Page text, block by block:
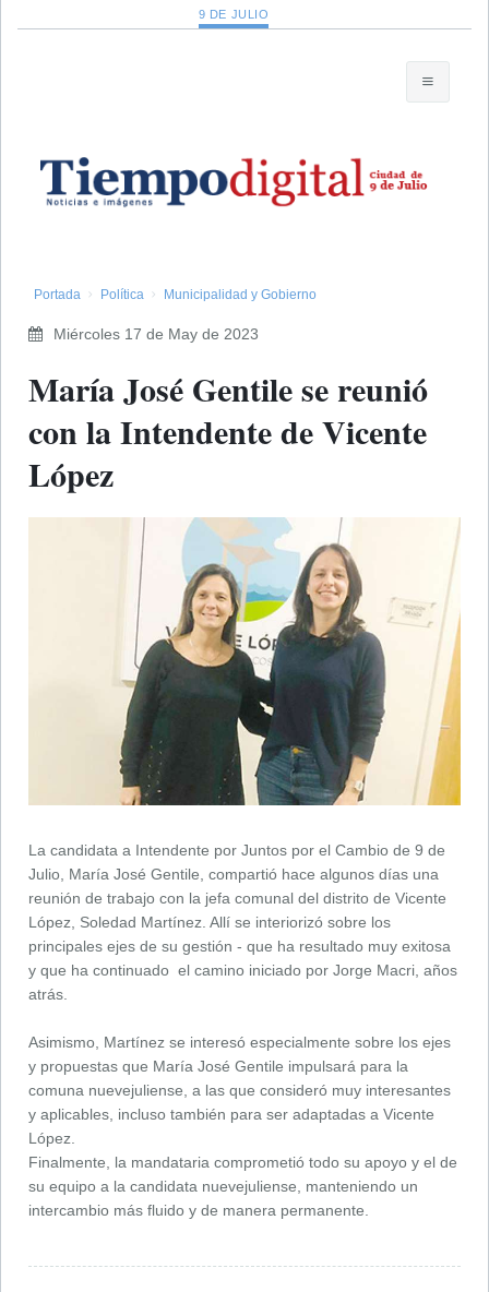
9 DE JULIO
Portada Política Municipalidad y Gobierno
Miércoles 17 de May de 2023
​María José Gentile se reunió
con la Intendente de Vicente
López
La candidata a Intendente por Juntos por el Cambio de 9 de
Julio, María José Gentile, compartió hace algunos días una
reunión de trabajo con la jefa comunal del distrito de Vicente
López, Soledad Martínez. Allí se interiorizó sobre los
principales ejes de su gestión - que ha resultado muy exitosa
y que ha continuado el camino iniciado por Jorge Macri, años
atrás.
Asimismo, Martínez se interesó especialmente sobre los ejes
y propuestas que María José Gentile impulsará para la
comuna nuevejuliense, a las que consideró muy interesantes
y aplicables, incluso también para ser adaptadas a Vicente
López.
Finalmente, la mandataria comprometió todo su apoyo y el de
su equipo a la candidata nuevejuliense, manteniendo un
intercambio más fluido y de manera permanente.